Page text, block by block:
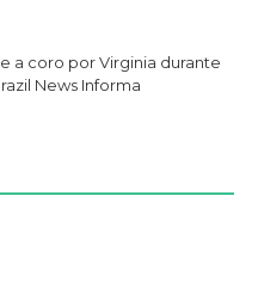
a coro por Virginia durante
News Informa